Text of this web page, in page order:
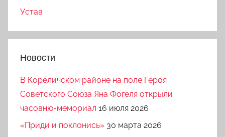
Устав
Новости
В Кореличском районе на поле Героя
Советского Союза Яна Фогеля открыли
часовню-мемориал 16 июля 2026
«Приди и поклонись» 30 марта 2026